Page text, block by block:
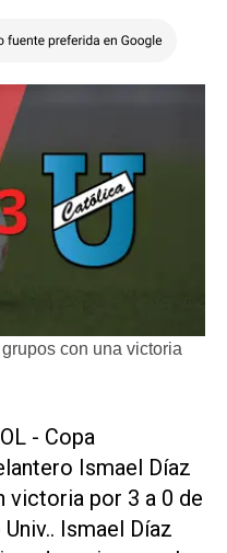
con una victoria
- Copa
Ismael Díaz
victoria por 3 a 0 de
Ismael Díaz